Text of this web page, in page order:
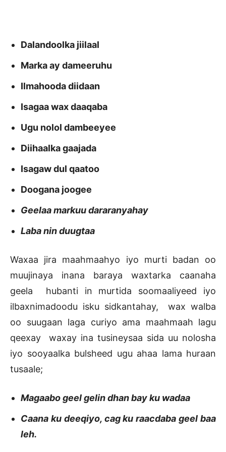
Dalandoolka jiilaal
Marka ay dameeruhu
Ilmahooda diidaan
Isagaa wax daaqaba
Ugu nolol dambeeyee
Diihaalka gaajada
Isagaw dul qaatoo
Doogana joogee
Geelaa markuu dararanyahay
Laba nin duugtaa
Waxaa jira maahmaahyo iyo murti badan oo
muujinaya inana baraya waxtarka caanaha
geela hubanti in murtida soomaaliyeed iyo
ilbaxnimadoodu isku sidkantahay, wax walba
oo suugaan laga curiyo ama maahmaah lagu
qeexay waxay ina tusineysaa sida uu nolosha
iyo sooyaalka bulsheed ugu ahaa lama huraan
tusaale;
Magaabo geel gelin dhan bay ku wadaa
Caana ku deeqiyo, cag ku raacdaba geel baa
leh.